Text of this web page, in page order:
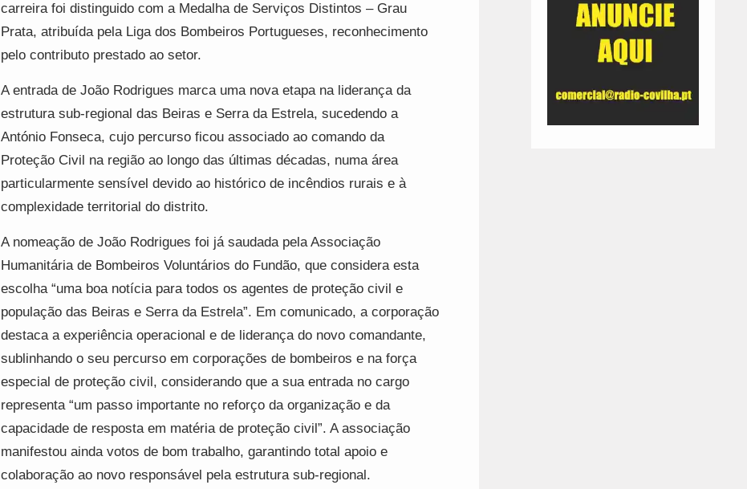
carreira foi distinguido com a Medalha de Serviços Distintos – Grau
Prata, atribuída pela Liga dos Bombeiros Portugueses, reconhecimento
pelo contributo prestado ao setor.
A entrada de João Rodrigues marca uma nova etapa na liderança da
estrutura sub-regional das Beiras e Serra da Estrela, sucedendo a
António Fonseca, cujo percurso ficou associado ao comando da
Proteção Civil na região ao longo das últimas décadas, numa área
particularmente sensível devido ao histórico de incêndios rurais e à
complexidade territorial do distrito.
A nomeação de João Rodrigues foi já saudada pela Associação
Humanitária de Bombeiros Voluntários do Fundão, que considera esta
escolha “uma boa notícia para todos os agentes de proteção civil e
população das Beiras e Serra da Estrela”. Em comunicado, a corporação
destaca a experiência operacional e de liderança do novo comandante,
sublinhando o seu percurso em corporações de bombeiros e na força
especial de proteção civil, considerando que a sua entrada no cargo
representa “um passo importante no reforço da organização e da
capacidade de resposta em matéria de proteção civil”. A associação
manifestou ainda votos de bom trabalho, garantindo total apoio e
colaboração ao novo responsável pela estrutura sub-regional.